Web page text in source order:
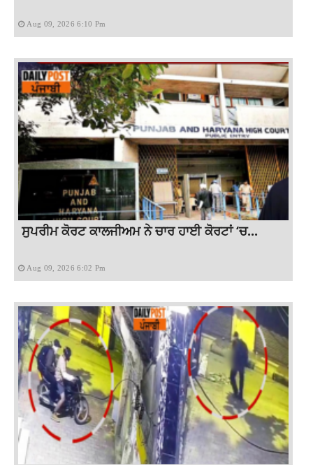
Aug 09, 2026 6:10 Pm
ਸੁਪਰੀਮ ਕੋਰਟ ਕਾਲਜੀਅਮ ਨੇ ਚਾਰ ਹਾਈ ਕੋਰਟਾਂ ‘ਚ...
Aug 09, 2026 6:02 Pm